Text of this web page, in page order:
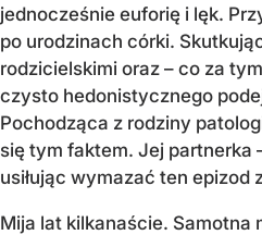
jednocześnie euforię i lęk.
po urodzinach córki.
rodzicielskimi oraz – co za
czysto hedonistycznego
Pochodząca z rodziny
się tym faktem. Jej partnerka
usiłując wymazać ten epizod
Mija lat kilkanaście. Samotna